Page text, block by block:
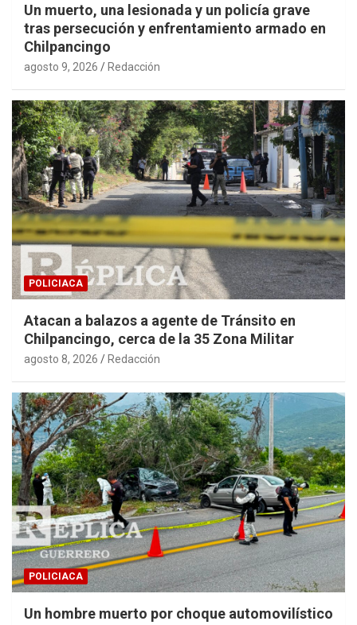
Un muerto, una lesionada y un policía grave
tras persecución y enfrentamiento armado en
Chilpancingo
agosto 9, 2026 Redacción
POLICIACA
Atacan a balazos a agente de Tránsito en
Chilpancingo, cerca de la 35 Zona Militar
agosto 8, 2026 Redacción
POLICIACA
Un hombre muerto por choque automovilístico